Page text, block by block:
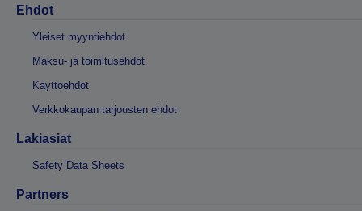
Ehdot
Yleiset myyntiehdot
Maksu- ja toimitusehdot
Käyttöehdot
Verkkokaupan tarjousten ehdot
Lakiasiat
Safety Data Sheets
Partners